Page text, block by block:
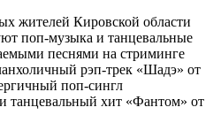
жителей Кировской области
поп-музыка и танцевальные
песнями на стриминге
рэп-трек «Шадэ» от
поп-сингл
хит «Фантом» от